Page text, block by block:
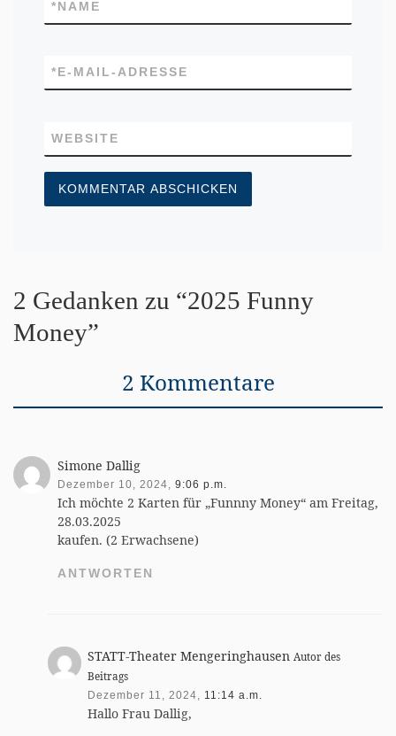
NAME
*
E-MAIL-ADRESSE
*
WEBSITE
2 Gedanken zu “2025 Funny
Money”
2 Kommentare
Simone Dallig
Dezember 10, 2024, 9:06 p.m.
Ich möchte 2 Karten für „Funnny Money“ am Freitag,
28.03.2025
kaufen. (2 Erwachsene)
ANTWORTEN
STATT-Theater Mengeringhausen Autor des
Beitrags
Dezember 11, 2024, 11:14 a.m.
Hallo Frau Dallig,